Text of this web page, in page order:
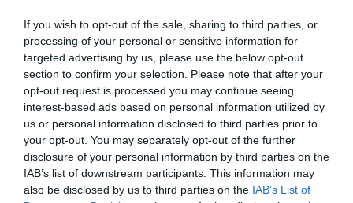
If you wish to opt-out of the sale, sharing to third parties, or
processing of your personal or sensitive information for
targeted advertising by us, please use the below opt-out
section to confirm your selection. Please note that after your
opt-out request is processed you may continue seeing
interest-based ads based on personal information utilized by
us or personal information disclosed to third parties prior to
your opt-out. You may separately opt-out of the further
disclosure of your personal information by third parties on the
IAB’s list of downstream participants. This information may
also be disclosed by us to third parties on the IAB’s List of
asigurarea „capacităților valoroase” disponibile.
Invazie în Ucraina, Draghi: „Italia are pregătiți 3.400 de
militari”
Aplicare cu efect imediat
În documentul, ale cărui indicații urmează a fi